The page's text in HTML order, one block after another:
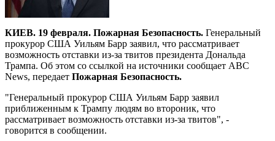
КИЕВ. 19 февраля. Пожарная Безопасность. Генеральный
прокурор США Уильям Барр заявил, что рассматривает
возможность отставки из-за твитов президента Дональда
Трампа. Об этом со ссылкой на источники сообщает ABC
News, передает Пожарная Безопасность.
"Генеральный прокурор США Уильям Барр заявил
приближенным к Трампу людям во второник, что
рассматривает возможность отставки из-за твитов", -
говорится в сообщении.